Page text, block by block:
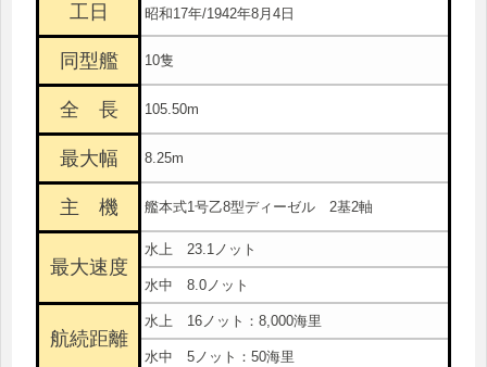
工日
昭和17年/1942年8月4日
同型艦 10隻
全 長 105.50m
最大幅 8.25m
主 機 艦本式1号乙8型ディーゼル 2基2軸
最大速度
水上 23.1ノット
水中 8.0ノット
航続距離
水上 16ノット：8,000海里
水中 5ノット：50海里